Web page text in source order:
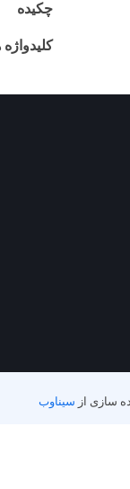
چکیده
کلیدواژه
سازی از سیناوب